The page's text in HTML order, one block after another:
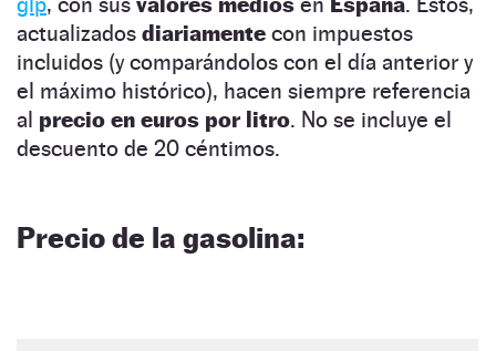
actualizados diariamente con impuestos
incluidos (y comparándolos con el día anterior y
el máximo histórico), hacen siempre referencia
al precio en euros por litro. No se incluye el
descuento de 20 céntimos.
Precio de la gasolina: